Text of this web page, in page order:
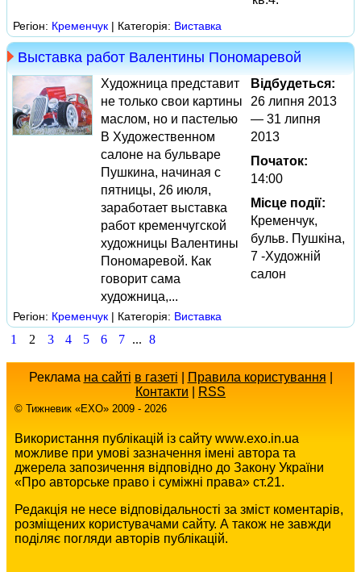
Регіон: Кременчук | Категорія: Виставка
Выставка работ Валентины Пономаревой
Художница представит
не только свои картины
маслом, но и пастелью
В Художественном
салоне на бульваре
Пушкина, начиная с
пятницы, 26 июля,
заработает выставка
работ кременчугской
художницы Валентины
Пономаревой. Как
говорит сама
художница,...
Відбудеться:
26 липня 2013
— 31 липня
2013
Початок:
14:00
Місце події:
Кременчук,
бульв. Пушкіна,
7 -Художній
салон
Регіон: Кременчук | Категорія: Виставка
1 2 3 4 5 6 7 ... 8
Реклама на сайті в газеті Правила користування
Контакти
RSS
© Тижневик «EХO» 2009 - 2026
Використання публікацій із сайту www.exo.in.ua
можливе при умові зазначення імені автора та
джерела запозичення відповідно до Закону України
«Про авторське право і суміжні права» ст.21.
Редакція не несе відповідальності за зміст коментарів,
розміщених користувачами сайту. А також не завжди
поділяє погляди авторів публікацій.